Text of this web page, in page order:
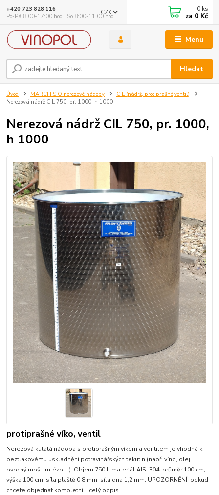
Menu
CZK
Hledat
+420 723 828 116
Po-Pá 8:00-17:00 hod., So 8:00-11:00 hod.
0 ks
za 0 Kč
Úvod MARCHISIO nerezové nádoby
CIL (nádrž, protiprašné,ventil)
Nerezová nádrž CIL 750, pr. 1000, h 1000
Nerezová nádrž CIL 750, pr. 1000,
h 1000
protiprašné víko, ventil
Nerezová kulatá nádoba s protiprašným víkem a ventilem je vhodná k
beztlakovému uskladnění potravinářských tekutin (např. víno, olej,
ovocný mošt, mléko ...). Objem 750 l, materiál AISI 304, průměr 100 cm,
výška 100 cm, síla pláště 0,8 mm, síla dna 1,2 mm. UPOZORNĚNÍ: pokud
chcete objednat kompletní... celý popis